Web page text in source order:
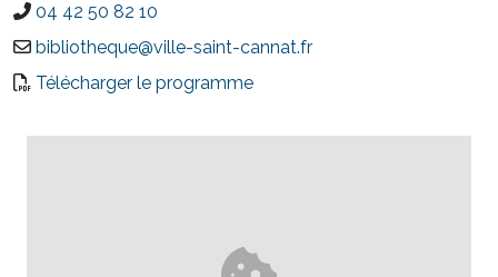
04 42 50 82 10
bibliotheque@ville-saint-cannat.fr
Télécharger le programme